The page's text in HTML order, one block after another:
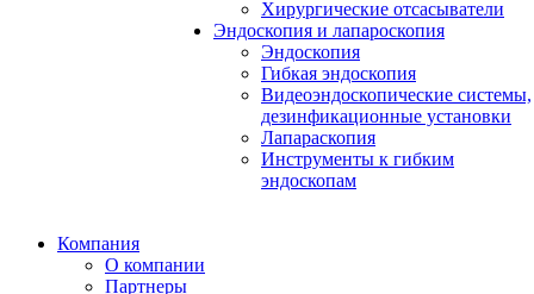
Хирургические отсасыватели
Эндоскопия и лапароскопия
Эндоскопия
Гибкая эндоскопия
Видеоэндоскопические системы,
дезинфикационные установки
Лапараскопия
Инструменты к гибким
эндоскопам
Компания
О компании
Партнеры